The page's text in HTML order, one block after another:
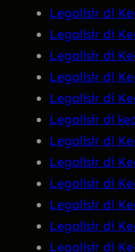
Legalisir di
Legalisir di
Legalisir di
Legalisir di
Legalisir di
Legalisir di
Legalisir di
Legalisir di
Legalisir di
Legalisir di
Legalisir di
Legalisir di